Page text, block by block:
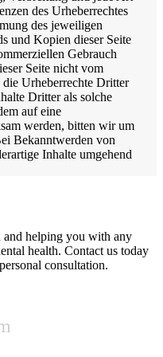
des Urheberrechtes
des jeweiligen
und Kopien dieser Seite
Gebrauch
Seite nicht vom
Urheberrechte Dritter
Dritter als solche
auf eine
werden, bitten wir um
Bekanntwerden von
Inhalte umgehend
helping you with any
health. Contact us today
consultation.